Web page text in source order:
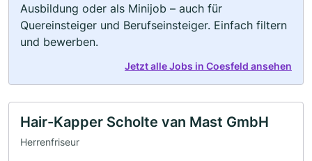
Ausbildung oder als Minijob – auch für
Quereinsteiger und Berufseinsteiger. Einfach filtern
und bewerben.
Jetzt alle Jobs in Coesfeld ansehen
Hair-Kapper Scholte van Mast GmbH
Herrenfriseur